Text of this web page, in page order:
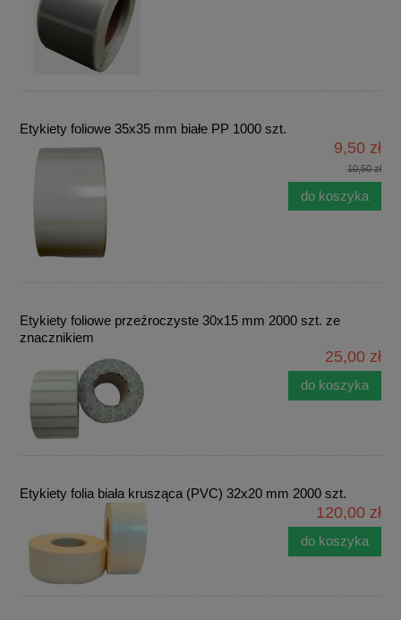
Etykiety foliowe 35x35 mm białe PP 1000 szt.
9,50 zł
10,50 zł
do koszyka
Etykiety foliowe przeźroczyste 30x15 mm 2000 szt. ze
znacznikiem
25,00 zł
do koszyka
Etykiety folia biała krusząca (PVC) 32x20 mm 2000 szt.
120,00 zł
do koszyka